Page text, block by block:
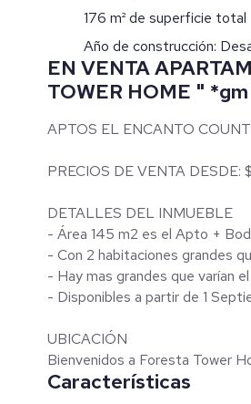
176 m² de superficie total
Año de construcción:
EN VENTA
TOWER HOME "
APTOS EL ENCANTO
PRECIOS DE
DETALLES DEL INMUEBLE
- Área 145 m2 es el
- Con 2 habitaciones grandes
- Hay mas grandes que varían
- Disponibles a partir de 1
UBICACIÓN
Bienvenidos a Foresta Tower
ambiente moderno y lujoso
Características